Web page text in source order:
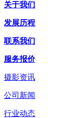
关于我们
发展历程
联系我们
服务报价
摄影资讯
公司新闻
行业动态